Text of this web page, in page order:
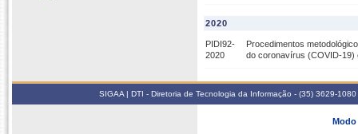
2020
PIDI92-
2020
Procedimentos
do coronavírus (COVID-19)
SIGAA | DTI - Diretoria de Tecnologia da Informação - (35) 3629-
Modo